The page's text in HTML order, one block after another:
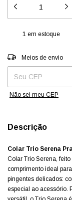
1 em estoque
Entregas para o CEP:
Meios de envio
Não sei meu CEP
Descrição
Colar Trio Serena
Colar Trio Serena,
comprimento ideal
pingentes delicados:
especial ao acessório.